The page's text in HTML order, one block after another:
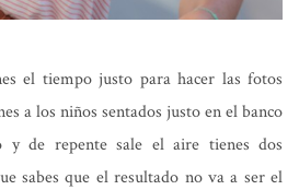
el tiempo justo para hacer las fotos
a los niños sentados justo en el banco
y de repente sale el aire tienes dos
sabes que el resultado no va a ser el